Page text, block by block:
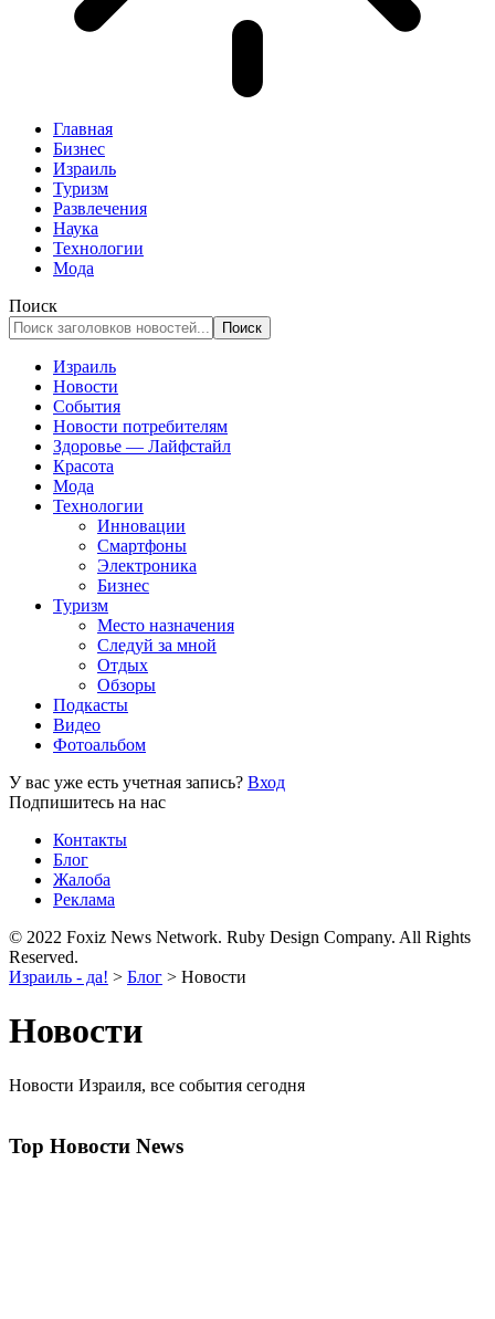
Главная
Бизнес
Израиль
Туризм
Развлечения
Наука
Технологии
Мода
Поиск
Израиль
Новости
События
Новости потребителям
Здоровье — Лайфстайл
Красота
Мода
Технологии
Инновации
Смартфоны
Электроника
Бизнес
Туризм
Место назначения
Следуй за мной
Отдых
Обзоры
Подкасты
Видео
Фотоальбом
У вас уже есть учетная запись? Вход
Подпишитесь на нас
Контакты
Блог
Жалоба
Реклама
© 2022 Foxiz News Network. Ruby Design Company. All Rights
Reserved.
Израиль - да! > Блог > Новости
Новости
Новости Израиля, все события сегодня
Top Новости News